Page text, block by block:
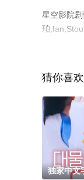
星空影院
珀
猜你喜欢
独家中文